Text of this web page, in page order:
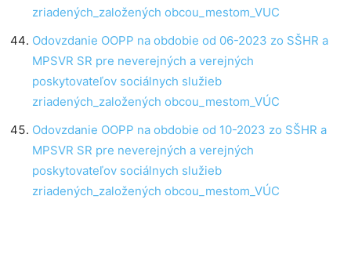
zriadených_založených obcou_mestom_VUC
Odovzdanie OOPP na obdobie od 06-2023 zo SŠHR a
MPSVR SR pre neverejných a verejných
poskytovateľov sociálnych služieb
zriadených_založených obcou_mestom_VÚC
Odovzdanie OOPP na obdobie od 10-2023 zo SŠHR a
MPSVR SR pre neverejných a verejných
poskytovateľov sociálnych služieb
zriadených_založených obcou_mestom_VÚC